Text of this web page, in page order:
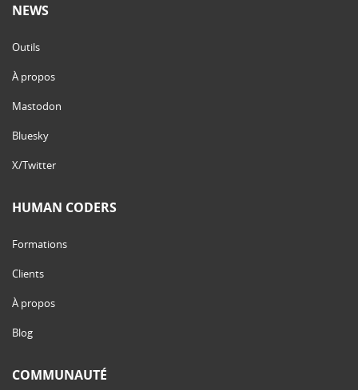
NEWS
Outils
À propos
Mastodon
Bluesky
X/Twitter
HUMAN CODERS
Formations
Clients
À propos
Blog
COMMUNAUTÉ